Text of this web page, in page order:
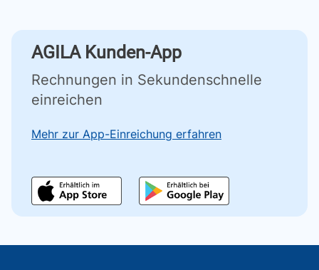
AGILA Kunden-App
Rechnungen in Sekundenschnelle
einreichen
Mehr zur App-Einreichung erfahren